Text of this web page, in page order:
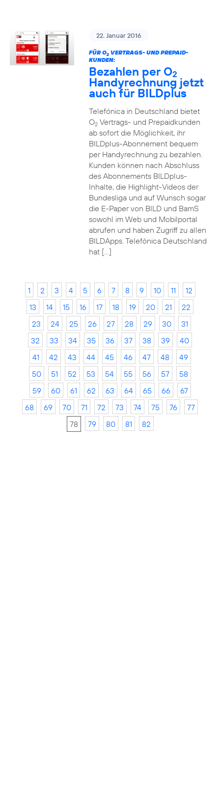
22. Januar 2016
FÜR O2VERTRAGS- UND PREPAID-
KUNDEN:
Bezahlen per O2
Handyrechnung jetzt
auch für BILDplus
Telefónica in Deutschland bietet
O2Vertrags- und Prepaidkunden
ab sofort die Möglichkeit, ihr
BILDplus-Abonnement bequem
per Handyrechnung zu bezahlen.
Kunden können nach Abschluss
des Abonnements BILDplus-
Inhalte, die Highlight-Videos der
Bundesliga und auf Wunsch sogar
die E-Paper von BILD und BamS
sowohl im Web und Mobilportal
abrufen und haben Zugriff zu allen
BILDApps. Telefónica Deutschland
hat […]
1 2 3 4 5 6 7 8 9 10 11
12
13
14 15 16 17 18 19 20 21
22
23
24 25 26 27 28 29 30
31
32
33 34 35 36 37 38 39
40
41
42 43 44 45 46 47 48
49
50
51 52 53 54 55 56 57
58
59
60 61 62 63 64 65 66
67
68
69 70 71 72 73 74 75 76
77
78
79 80 81 82